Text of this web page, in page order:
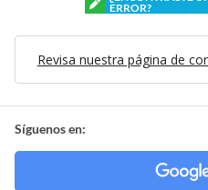
ERROR?
Revisa nuestra página de
Síguenos en: